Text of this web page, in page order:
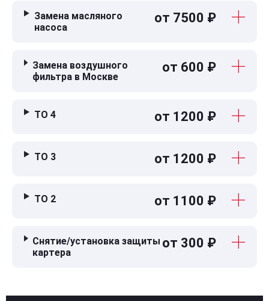
Замена масляного
насоса
от 7500 ₽
Замена воздушного
фильтра в Москве
от 600 ₽
ТО 4 от 1200 ₽
ТО 3 от 1200 ₽
ТО 2 от 1100 ₽
Снятие/установка защиты
картера
от 300 ₽